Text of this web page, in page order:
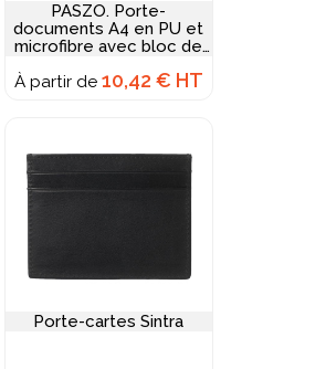
PASZO. Porte-
documents A4 en PU et
microfibre avec bloc de
À partir de 10,42 € HT
Porte-cartes Sintra